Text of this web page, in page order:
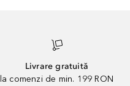
Livrare gratuită
la comenzi de min. 199 RON